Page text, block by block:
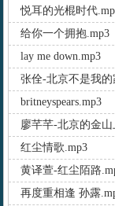
悦耳的光棍时代
给你一个拥抱.mp3
lay me down.mp3
张佺-北京不是我的
britneyspears.mp3
廖芊芊-北京的金山
红尘情歌.mp3
黄译萱-红尘陌路
再度重相逢 孙露